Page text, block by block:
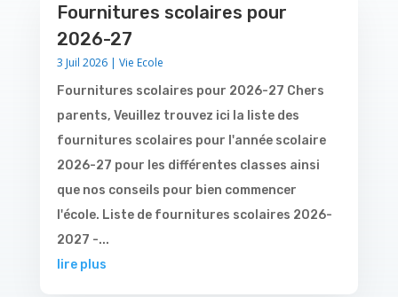
Fournitures scolaires pour
2026-27
3 Juil 2026| Vie Ecole
Fournitures scolaires pour 2026-27 Chers
parents, Veuillez trouvez ici la liste des
fournitures scolaires pour l'année scolaire
2026-27 pour les différentes classes ainsi
que nos conseils pour bien commencer
l'école. Liste de fournitures scolaires 2026-
2027 -...
lire plus